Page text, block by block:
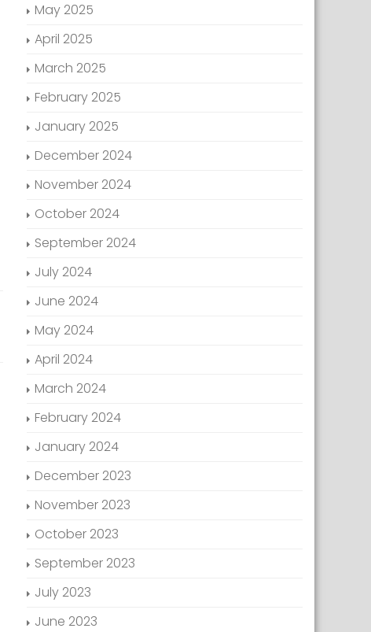
May 2025
April 2025
March 2025
February 2025
January 2025
December 2024
November 2024
October 2024
September 2024
July 2024
June 2024
May 2024
April 2024
March 2024
February 2024
January 2024
December 2023
November 2023
October 2023
September 2023
July 2023
June 2023